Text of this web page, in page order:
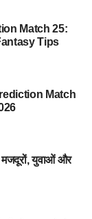
जैसा
Match 25:
Tips
Match
मजदूरों, युवाओं और